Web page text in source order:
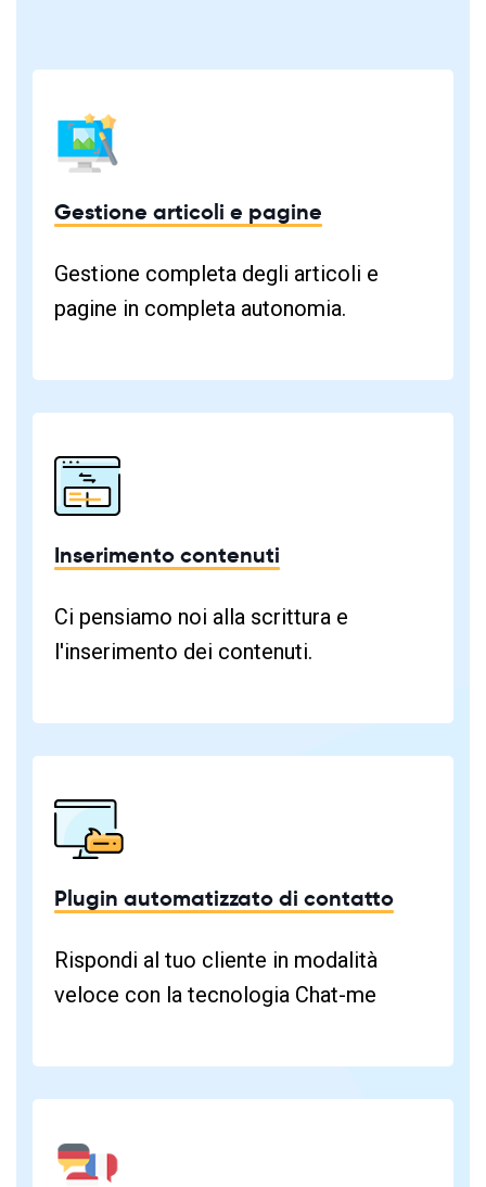
Gestione articoli e pagine
Gestione completa degli articoli e
pagine in completa autonomia.
Inserimento contenuti
Ci pensiamo noi alla scrittura e
l'inserimento dei contenuti.
Plugin automatizzato di contatto
Rispondi al tuo cliente in modalità
veloce con la tecnologia Chat-me